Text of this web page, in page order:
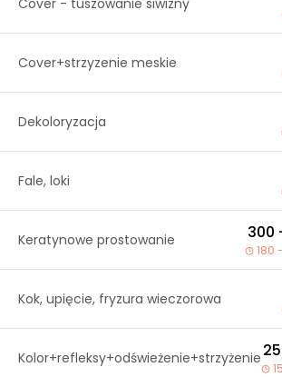
Cover - tuszowanie siwizny
Cover+strzyzenie meskie
Dekoloryzacja
Fale, loki
Keratynowe prostowanie 300
180
Kok, upięcie, fryzura wieczorowa
Kolor+refleksy+odświeżenie+strzyżenie